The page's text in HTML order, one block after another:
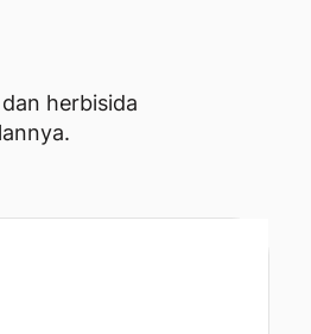
herbisida